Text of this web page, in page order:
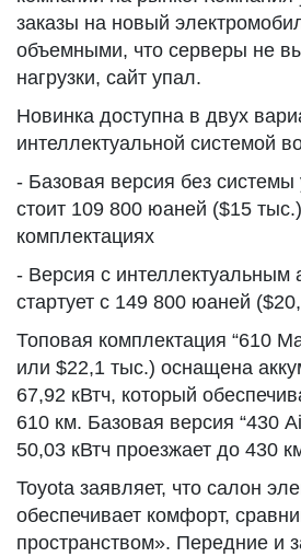
заказы на новый
объемными, что серверы не
нагрузки, сайт упал.
Новинка доступна в двух
интеллектуальной системой
- Базовая версия без
стоит 109 800 юаней ($15
комплектациях
- Версия с интеллектуальным
стартует с 149 800 юаней
Топовая комплектация “610
или $22,1 тыс.) оснащена
67,92 кВтч, который
610 км. Базовая версия “430
50,03 кВтч проезжает до 430
Toyota заявляет, что салон
обеспечивает комфорт,
пространством». Передние и